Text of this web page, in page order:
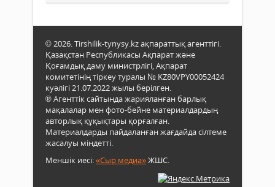
© 2026. Tirshilik-tynysy.kz ақпараттық агенттігі.
Қазақстан Республикасы Ақпарат және
Қоғамдық даму министрлігі, Ақпарат
комитетінің тіркеу туралы № KZ80VPY00052424
куәлігі 21.07.2022 жылы берілген.
® Агенттік сайтында жарияланған барлық
мақалалар мен фото-бейне материалдардың
авторлық құқықтары қорғалған.
Материалдарды пайдаланған жағдайда сілтеме
жасалуы міндетті.
Меншік иесі:«Сыр медиа»ЖШС.